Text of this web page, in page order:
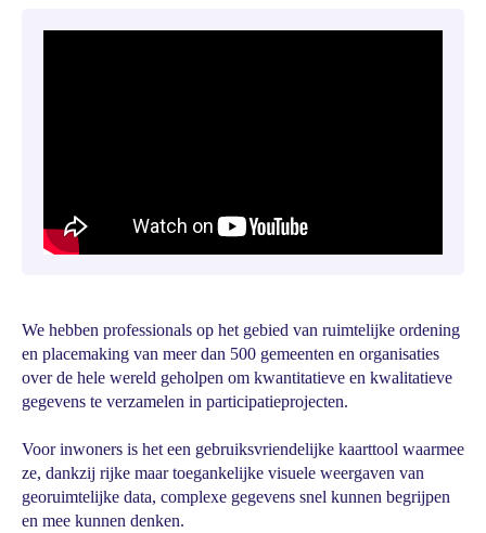
We hebben professionals op het gebied van ruimtelijke ordening
en placemaking van meer dan 500 gemeenten en organisaties
over de hele wereld geholpen om kwantitatieve en kwalitatieve
gegevens te verzamelen in participatieprojecten.
Voor inwoners is het een gebruiksvriendelijke kaarttool waarmee
ze, dankzij rijke maar toegankelijke visuele weergaven van
georuimtelijke data, complexe gegevens snel kunnen begrijpen
en mee kunnen denken.